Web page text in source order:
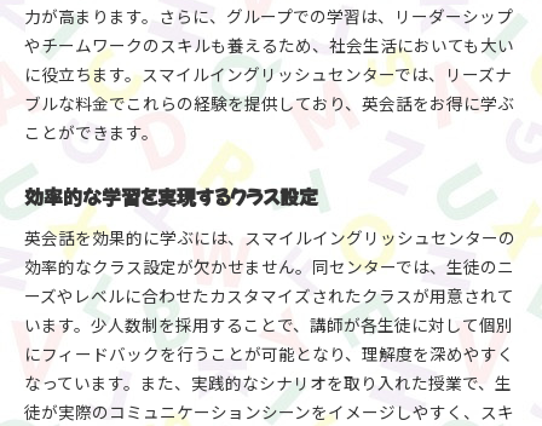
力が高まります。さらに、グループでの学習は、リーダーシップ
やチームワークのスキルも養えるため、社会生活においても大い
に役立ちます。スマイルイングリッシュセンターでは、リーズナ
ブルな料金でこれらの経験を提供しており、英会話をお得に学ぶ
ことができます。
効率的な学習を実現するクラス設定
英会話を効果的に学ぶには、スマイルイングリッシュセンターの
効率的なクラス設定が欠かせません。同センターでは、生徒のニ
ーズやレベルに合わせたカスタマイズされたクラスが用意されて
います。少人数制を採用することで、講師が各生徒に対して個別
にフィードバックを行うことが可能となり、理解度を深めやすく
なっています。また、実践的なシナリオを取り入れた授業で、生
徒が実際のコミュニケーションシーンをイメージしやすく、スキ